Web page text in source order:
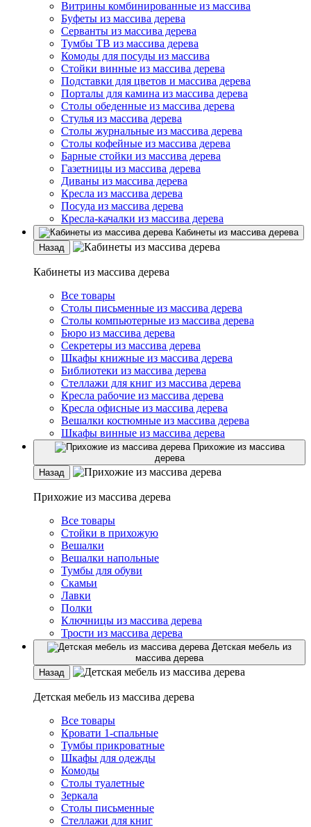
Витрины комбинированные из массива
Буфеты из массива дерева
Серванты из массива дерева
Тумбы ТВ из массива дерева
Комоды для посуды из массива
Стойки винные из массива дерева
Подставки для цветов и массива дерева
Порталы для камина из массива дерева
Столы обеденные из массива дерева
Стулья из массива дерева
Столы журнальные из массива дерева
Столы кофейные из массива дерева
Барные стойки из массива дерева
Газетницы из массива дерева
Диваны из массива дерева
Кресла из массива дерева
Посуда из массива дерева
Кресла-качалки из массива дерева
Кабинеты из массива дерева
Назад
Кабинеты из массива дерева
Все товары
Столы письменные из массива дерева
Столы компьютерные из массива дерева
Бюро из массива дерева
Секретеры из массива дерева
Шкафы книжные из массива дерева
Библиотеки из массива дерева
Стеллажи для книг из массива дерева
Кресла рабочие из массива дерева
Кресла офисные из массива дерева
Вешалки костюмные из массива дерева
Шкафы винные из массива дерева
Прихожие из массива
дерева
Назад
Прихожие из массива дерева
Все товары
Стойки в прихожую
Вешалки
Вешалки напольные
Тумбы для обуви
Скамьи
Лавки
Полки
Ключницы из массива дерева
Трости из массива дерева
Детская мебель из
массива дерева
Назад
Детская мебель из массива дерева
Все товары
Кровати 1-спальные
Тумбы прикроватные
Шкафы для одежды
Комоды
Столы туалетные
Зеркала
Столы письменные
Стеллажи для книг